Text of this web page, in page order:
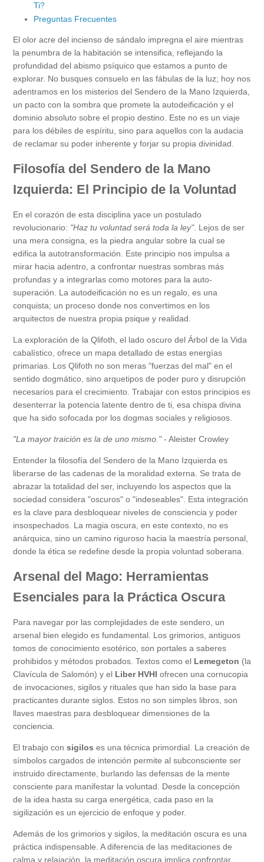
Ti?
Preguntas Frecuentes
El olor acre del incienso de sándalo impregna el aire mientras
la penumbra de la habitación se intensifica, reflejando la
profundidad del abismo psíquico que estamos a punto de
explorar. No busques consuelo en las fábulas de la luz; hoy nos
adentramos en los misterios del Sendero de la Mano Izquierda,
un pacto con la sombra que promete la autodeificación y el
dominio absoluto sobre el propio destino. Este no es un viaje
para los débiles de espíritu, sino para aquellos con la audacia
de reclamar su poder inherente y forjar su propia divinidad.
Filosofía del Sendero de la Mano
Izquierda: El Principio de la Voluntad
En el corazón de esta disciplina yace un postulado
revolucionario: "Haz tu voluntad será toda la ley". Lejos de ser
una mera consigna, es la piedra angular sobre la cual se
edifica la autotransformación. Este principio nos impulsa a
mirar hacia adentro, a confrontar nuestras sombras más
profundas y a integrarlas como motores para la auto-
superación. La autodeificación no es un regalo, es una
conquista; un proceso donde nos convertimos en los
arquitectos de nuestra propia psique y realidad.
La exploración de la Qlifoth, el lado oscuro del Árbol de la Vida
cabalístico, ofrece un mapa detallado de estas energías
primarias. Los Qlifoth no son meras "fuerzas del mal" en el
sentido dogmático, sino arquetipos de poder puro y disrupción
necesarios para el crecimiento. Trabajar con estos principios es
desenterrar la potencia latente dentro de ti, esa chispa divina
que ha sido sofocada por los dogmas sociales y religiosos.
"La mayor traición es la de uno mismo."- Aleister Crowley
Entender la filosofía del Sendero de la Mano Izquierda es
liberarse de las cadenas de la moralidad externa. Se trata de
abrazar la totalidad del ser, incluyendo los aspectos que la
sociedad considera "oscuros" o "indeseables". Esta integración
es la clave para desbloquear niveles de consciencia y poder
insospechados. La magia oscura, en este contexto, no es
anárquica, sino un camino riguroso hacia la maestría personal,
donde la ética se redefine desde la propia voluntad soberana.
Arsenal del Mago: Herramientas
Esenciales para la Práctica Oscura
Para navegar por las complejidades de este sendero, un
arsenal bien elegido es fundamental. Los grimorios, antiguos
tomos de conocimiento esotérico, son portales a saberes
prohibidos y métodos probados. Textos como el Lemegeton (la
Clavícula de Salomón) y el Liber HVHI ofrecen una cornucopia
de invocaciones, sigilos y rituales que han sido la base para
practicantes durante siglos. Estos no son simples libros, son
llaves maestras para desbloquear dimensiones de la
conciencia.
El trabajo con sigilos es una técnica primordial. La creación de
símbolos cargados de intención permite al subconsciente ser
instruido directamente, burlando las defensas de la mente
consciente para manifestar la voluntad. Desde la concepción
de la idea hasta su carga energética, cada paso en la
sigilización es un ejercicio de enfoque y poder.
Además de los grimorios y sigilos, la meditación oscura es una
práctica indispensable. A diferencia de las meditaciones de
calma y relajación, la meditación oscura implica confrontar